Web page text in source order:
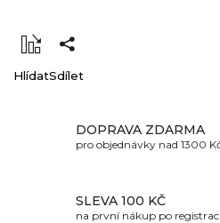
HlídatSdílet
DOPRAVA ZDARMA
pro objednávky nad 1300
SLEVA 100 KČ
na první nákup po registraci